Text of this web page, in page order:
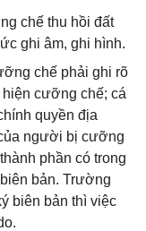
chế thu hồi đất
ghi âm, ghi hình.
chế phải ghi rõ
cưỡng chế; cá
quyền địa
người bị cưỡng
phần có trong
bản. Trường
biên bản thì việc